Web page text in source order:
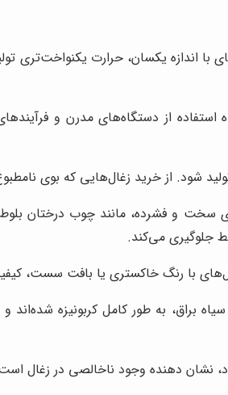
اندازه یکسان، حرارت یکنواخت‌تری
از دستگاه‌های مدرن و
شود. از خرید زغال‌هایی که بوی
سخت و فشرده، مانند چوب درختان
جلوگیری می‌کند.
با رنگ خاکستری یا بافت سست،
براق، به طور کامل کربونیزه شده‌اند
نشان دهنده وجود ناخالصی در زغال